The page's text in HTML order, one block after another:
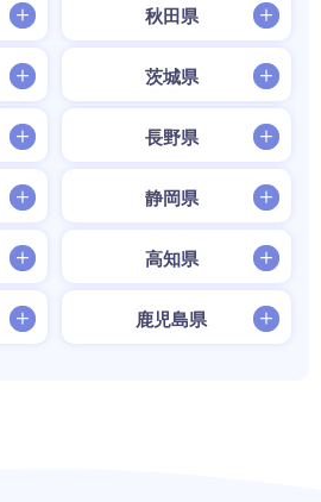
秋田県
茨城県
長野県
静岡県
高知県
鹿児島県